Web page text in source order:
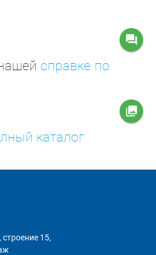
question_answer
справке по
collections
каталог
15,